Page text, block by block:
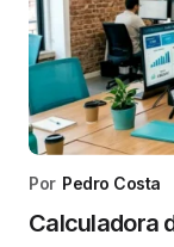
Por Pedro Costa
Calculadora